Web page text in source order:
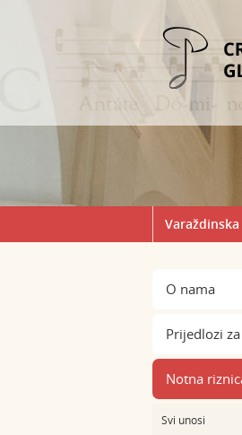
O nama
Prijedlozi
Notna
Svi unosi